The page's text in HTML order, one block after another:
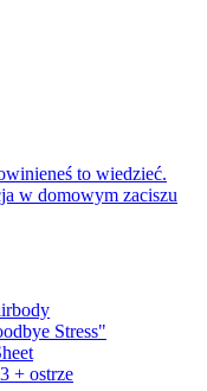
to wiedzieć.
w domowym zaciszu
Stress"
+ ostrze